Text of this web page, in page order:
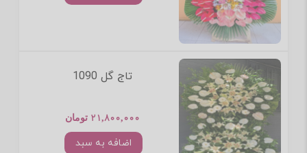
تاج گل 1090
21,800,000 تومان
اضافه به سبد